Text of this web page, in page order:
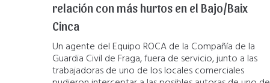
relación con más hurtos en el Bajo/Baix
Cinca
Un agente del Equipo ROCA de la Compañía de la
Guardia Civil de Fraga, fuera de servicio, junto a las
trabajadoras de uno de los locales comerciales